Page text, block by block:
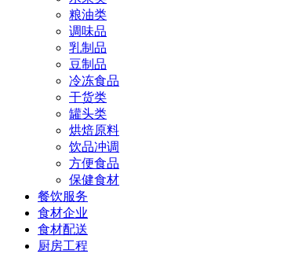
粮油类
调味品
乳制品
豆制品
冷冻食品
干货类
罐头类
烘焙原料
饮品冲调
方便食品
保健食材
餐饮服务
食材企业
食材配送
厨房工程